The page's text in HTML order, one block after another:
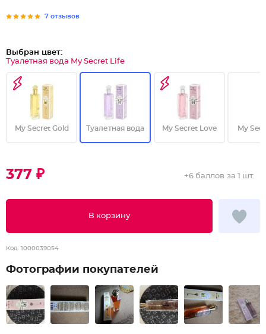
7 отзывов
Выбран цвет:
Туалетная вода My Secret Life
My Secret Gold Туалетная вода My Secret Love My
377 ₽
В корзину
+6 баллов за 1 шт.
Код: 1000039054
Фотографии покупателей